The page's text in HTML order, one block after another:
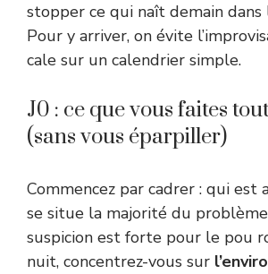
stopper ce qui naît demain dans
Pour y arriver, on évite
cale sur un calendrier simple.
J0 : ce que vous faites
(sans vous éparpiller)
Commencez par cadrer : qui
se situe la majorité du
suspicion est forte pour le pou
nuit, concentrez-vous sur